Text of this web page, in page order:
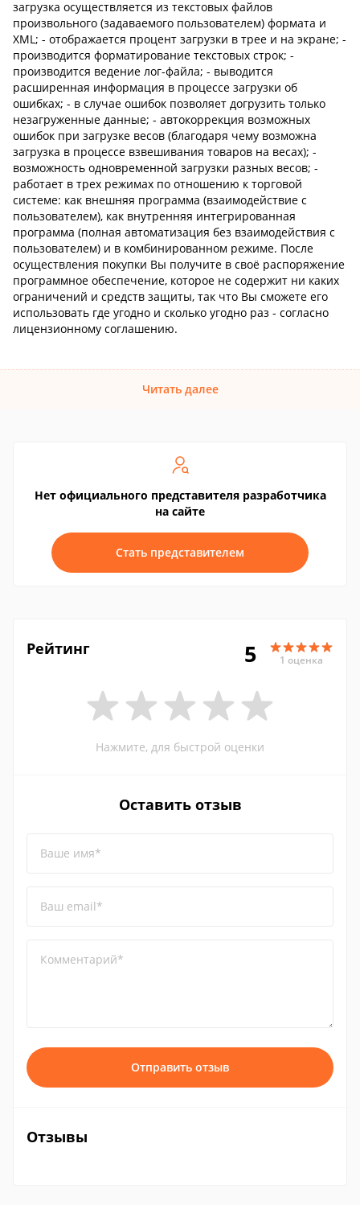
загрузка осуществляется из текстовых файлов
произвольного (задаваемого пользователем) формата и
XML; - отображается процент загрузки в трее и на экране; -
производится форматирование текстовых строк; -
производится ведение лог-файла; - выводится
расширенная информация в процессе загрузки об
ошибках; - в случае ошибок позволяет догрузить только
незагруженные данные; - автокоррекция возможных
ошибок при загрузке весов (благодаря чему возможна
загрузка в процессе взвешивания товаров на весах); -
возможность одновременной загрузки разных весов; -
работает в трех режимах по отношению к торговой
системе: как внешняя программа (взаимодействие с
пользователем), как внутренняя интегрированная
программа (полная автоматизация без взаимодействия с
пользователем) и в комбинированном режиме. После
осуществления покупки Вы получите в своё распоряжение
программное обеспечение, которое не содержит ни каких
ограничений и средств защиты, так что Вы сможете его
использовать где угодно и сколько угодно раз - согласно
лицензионному соглашению.
Читать далее
Нет официального представителя разработчика
на сайте
Стать представителем
Рейтинг 5 1 оценка
Нажмите, для быстрой оценки
Оставить отзыв
Ваше имя*
Ваш email*
Комментарий*
Отправить отзыв
Отзывы